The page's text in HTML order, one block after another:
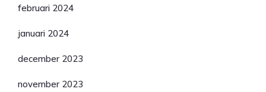
februari 2024
januari 2024
december 2023
november 2023